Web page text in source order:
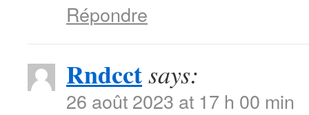
Répondre
Rndcctsays:
26 août 2023 at 17 h 00 min